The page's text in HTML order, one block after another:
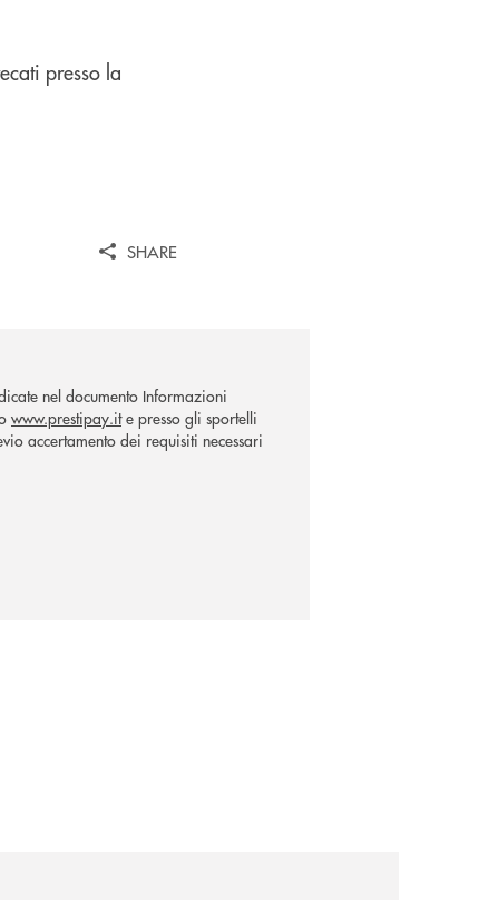
presso la
SHARE
nel documento Informazioni
www.prestipay.ite presso gli sportelli
accertamento dei requisiti necessari